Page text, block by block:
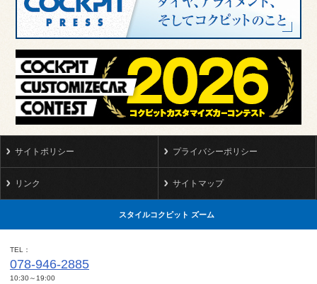
サイトポリシー プライバシーポリシー
リンク サイトマップ
スタイルコクピット ズーム
TEL
078-946-2885
10:30～19:00